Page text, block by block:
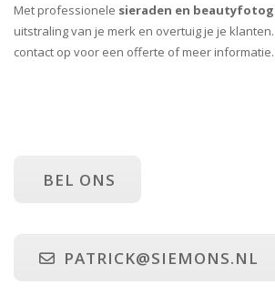
Met professionele sieraden en
uitstraling van je merk en overtuig je je
contact op voor een offerte of meer informatie.
BEL ONS
PATRICK@SIEMONS.NL